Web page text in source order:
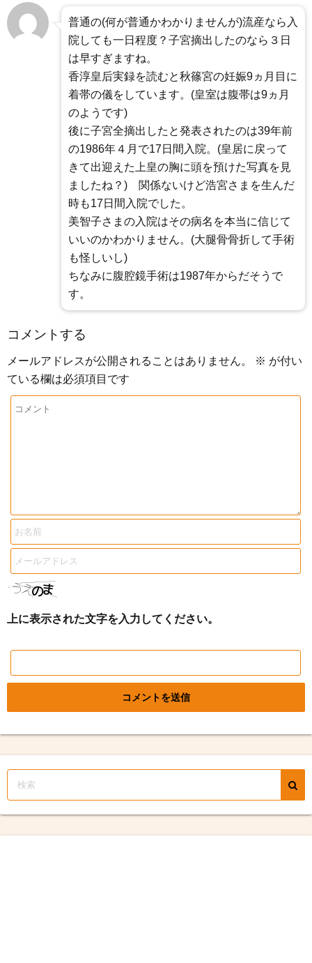
普通の(何が普通かわかりませんが)流産なら入
院しても一日程度？子宮摘出したのなら３日
は早すぎますね。
香淳皇后実録を読むと秋篠宮の妊娠9ヵ月目に
着帯の儀をしています。(皇室は腹帯は9ヵ月
のようです)
後に子宮全摘出したと発表されたのは39年前
の1986年４月で17日間入院。(皇居に戻って
きて出迎えた上皇の胸に頭を預けた写真を見
ましたね？) 関係ないけど浩宮さまを生んだ
時も17日間入院でした。
美智子さまの入院はその病名を本当に信じて
いいのかわかりません。(大腿骨骨折して手術
も怪しいし)
ちなみに腹腔鏡手術は1987年からだそうで
す。
コメントする
メールアドレスが公開されることはありません。 ※ が付い
ている欄は必須項目です
上に表示された文字を入力してください。